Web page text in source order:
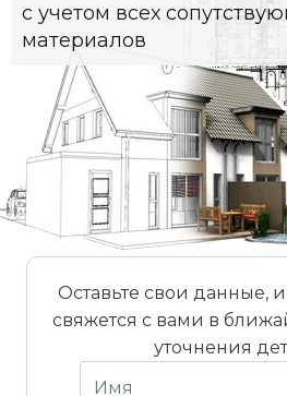
с учетом всех
материалов
Оставьте свои данные,
свяжется с вами в
уточнения